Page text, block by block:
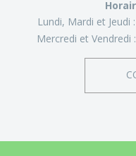
Lundi, Mardi et Jeudi :
Mercredi et Vendredi :